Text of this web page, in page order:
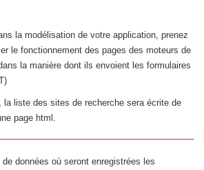
la modélisation de votre application, prenez
le fonctionnement des pages des moteurs de
la manière dont ils envoient les formulaires
la liste des sites de recherche sera écrite de
page html.
données où seront enregistrées les